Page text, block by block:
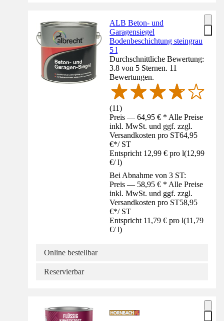
ALB Beton- und
Garagensiegel
Bodenbeschichtung steingrau
5 l
Durchschnittliche Bewertung:
3.8 von 5 Sternen. 11
Bewertungen.
(11)
Preis — 64,95 € * Alle Preise
inkl. MwSt. und ggf. zzgl.
Versandkosten pro ST64,95
€*/ ST
Entspricht 12,99 € pro l(12,99
€/ l)
Bei Abnahme von 3 ST:
Preis — 58,95 € * Alle Preise
inkl. MwSt. und ggf. zzgl.
Versandkosten pro ST58,95
€*/ ST
Entspricht 11,79 € pro l(11,79
€/ l)
Online bestellbar
Reservierbar